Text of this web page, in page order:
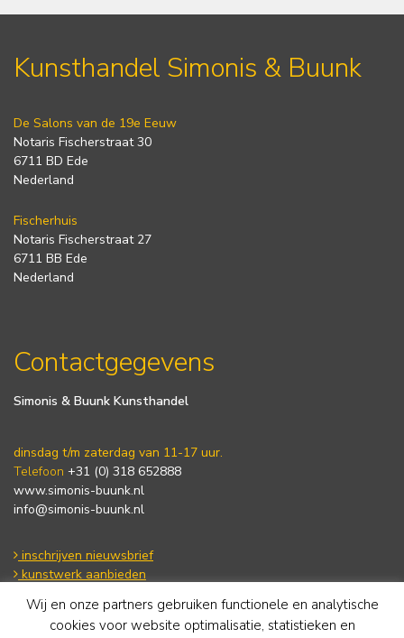
Kunsthandel Simonis & Buunk
De Salons van de 19e Eeuw
Notaris Fischerstraat 30
6711 BD Ede
Nederland
Fischerhuis
Notaris Fischerstraat 27
6711 BB Ede
Nederland
Contactgegevens
Simonis & Buunk Kunsthandel
dinsdag t/m zaterdag van 11-17 uur.
Telefoon +31 (0) 318 652888
www.simonis-buunk.nl
info@simonis-buunk.nl
inschrijven nieuwsbrief
kunstwerk aanbieden
Algemene voorwaarden
Wij en onze partners gebruiken functionele en analytische
cookies voor website optimalisatie, statistieken en